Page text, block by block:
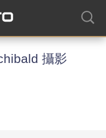
攝影